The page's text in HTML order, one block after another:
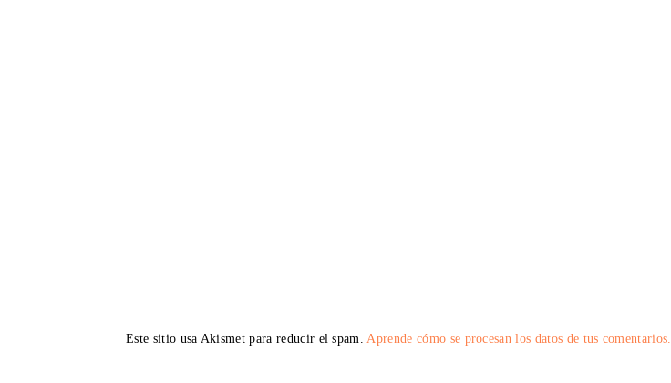
Este sitio usa Akismet para reducir el spam.Aprende cómo se procesan los datos de tus comentarios.